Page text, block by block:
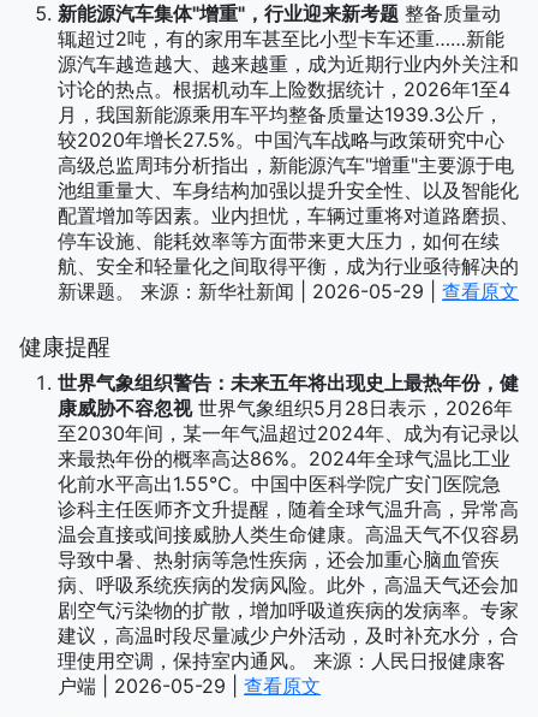
新能源汽车集体"增重"，行业迎来新考题 整备质量动
辄超过2吨，有的家用车甚至比小型卡车还重……新能
源汽车越造越大、越来越重，成为近期行业内外关注和
讨论的热点。根据机动车上险数据统计，2026年1至4
月，我国新能源乘用车平均整备质量达1939.3公斤，
较2020年增长27.5%。中国汽车战略与政策研究中心
高级总监周玮分析指出，新能源汽车"增重"主要源于电
池组重量大、车身结构加强以提升安全性、以及智能化
配置增加等因素。业内担忧，车辆过重将对道路磨损、
停车设施、能耗效率等方面带来更大压力，如何在续
航、安全和轻量化之间取得平衡，成为行业亟待解决的
新课题。 来源：新华社新闻 | 2026-05-29 | 查看原文
健康提醒
世界气象组织警告：未来五年将出现史上最热年份，健
康威胁不容忽视世界气象组织5月28日表示，2026年
至2030年间，某一年气温超过2024年、成为有记录以
来最热年份的概率高达86%。2024年全球气温比工业
化前水平高出1.55℃。中国中医科学院广安门医院急
诊科主任医师齐文升提醒，随着全球气温升高，异常高
温会直接或间接威胁人类生命健康。高温天气不仅容易
导致中暑、热射病等急性疾病，还会加重心脑血管疾
病、呼吸系统疾病的发病风险。此外，高温天气还会加
剧空气污染物的扩散，增加呼吸道疾病的发病率。专家
建议，高温时段尽量减少户外活动，及时补充水分，合
理使用空调，保持室内通风。 来源：人民日报健康客
户端 | 2026-05-29 | 查看原文